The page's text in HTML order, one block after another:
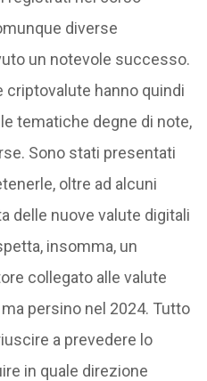
diverse
un notevole successo.
criptovalute hanno quindi
tematiche degne di note,
Sono stati presentati
oltre ad alcuni
delle nuove valute digitali
insomma, un
collegato alle valute
persino nel 2024. Tutto
a prevedere lo
in quale direzione